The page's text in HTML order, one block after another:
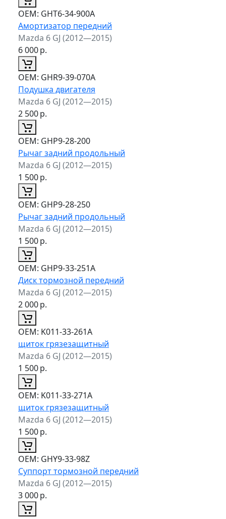
ОЕМ: GHT6-34-900A
Амортизатор передний
Mazda 6 GJ (2012—2015)
6 000р.
ОЕМ: GHR9-39-070A
Подушка двигателя
Mazda 6 GJ (2012—2015)
2 500р.
ОЕМ: GHP9-28-200
Рычаг задний продольный
Mazda 6 GJ (2012—2015)
1 500р.
ОЕМ: GHP9-28-250
Рычаг задний продольный
Mazda 6 GJ (2012—2015)
1 500р.
ОЕМ: GHP9-33-251A
Диск тормозной передний
Mazda 6 GJ (2012—2015)
2 000р.
ОЕМ: K011-33-261A
щиток грязезащитный
Mazda 6 GJ (2012—2015)
1 500р.
ОЕМ: K011-33-271A
щиток грязезащитный
Mazda 6 GJ (2012—2015)
1 500р.
ОЕМ: GHY9-33-98Z
Суппорт тормозной передний
Mazda 6 GJ (2012—2015)
3 000р.